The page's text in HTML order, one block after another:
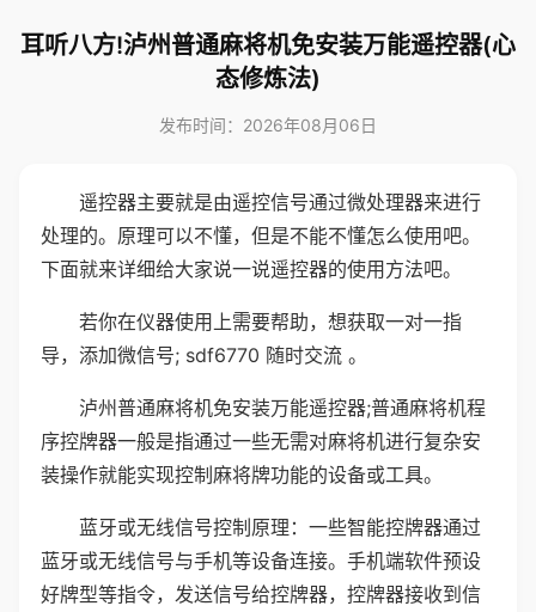
耳听八方!泸州普通麻将机免安装万能遥控器(心
态修炼法)
发布时间：2026年08月06日
遥控器主要就是由遥控信号通过微处理器来进行
处理的。原理可以不懂，但是不能不懂怎么使用吧。
下面就来详细给大家说一说遥控器的使用方法吧。
若你在仪器使用上需要帮助，想获取一对一指
导，添加微信号; sdf6770 随时交流 。
泸州普通麻将机免安装万能遥控器;普通麻将机程
序控牌器一般是指通过一些无需对麻将机进行复杂安
装操作就能实现控制麻将牌功能的设备或工具。
蓝牙或无线信号控制原理：一些智能控牌器通过
蓝牙或无线信号与手机等设备连接。手机端软件预设
好牌型等指令，发送信号给控牌器，控牌器接收到信